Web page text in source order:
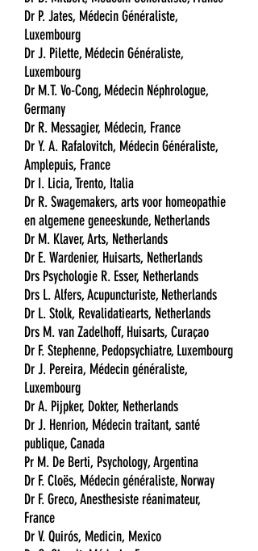
Dr P. Jates, Médecin Généraliste,
Luxembourg
Dr J. Pilette, Médecin Généraliste,
Luxembourg
Dr M.T. Vo-Cong, Médecin Néphrologue,
Germany
Dr R. Messagier, Médecin, France
Dr Y. A. Rafalovitch, Médecin Généraliste,
Amplepuis, France
Dr I. Licia, Trento, Italia
Dr R. Swagemakers, arts voor homeopathie
en algemene geneeskunde, Netherlands
Dr M. Klaver, Arts, Netherlands
Dr E. Wardenier, Huisarts, Netherlands
Drs Psychologie R. Esser, Netherlands
Drs L. Alfers, Acupuncturiste, Netherlands
Dr L. Stolk, Revalidatiearts, Netherlands
Drs M. van Zadelhoff, Huisarts, Curaçao
Dr F. Stephenne, Pedopsychiatre, Luxembourg
Dr J. Pereira, Médecin généraliste,
Luxembourg
Dr A. Pijpker, Dokter, Netherlands
Dr J. Henrion, Médecin traitant, santé
publique, Canada
Pr M. De Berti, Psychology, Argentina
Dr F. Cloës, Médecin généraliste, Norway
Dr F. Greco, Anesthesiste réanimateur,
France
Dr V. Quirós, Medicin, Mexico